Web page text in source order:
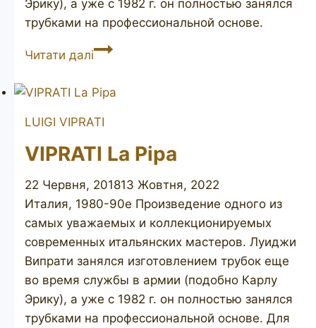
Эрику), а уже с 1982 г. он полностью занялся
трубками на профессиональной основе.
Читати даліLUIGI
La
Collection
unsmoked
LUIGI VIPRATI
VIPRATI La Pipa
22 Червня, 201813 Жовтня, 2022
Италия, 1980-90е Произведение одного из
самых уважаемых и коллекционируемых
современных итальянских мастеров. Луиджи
Випрати занялся изготовлением трубок еще
во время службы в армии (подобно Карлу
Эрику), а уже с 1982 г. он полностью занялся
трубками на профессиональной основе. Для